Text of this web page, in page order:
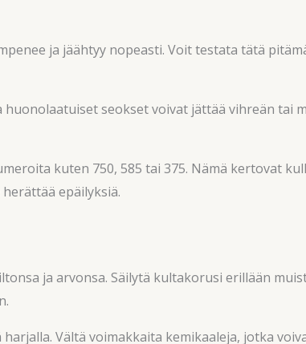
ja jäähtyy nopeasti. Voit testata tätä
seokset voivat jättää vihreän tai
kuten 750, 585 tai 375. Nämä kertovat
epäilyksiä.
ja arvonsa. Säilytä kultakorusi erillään
Vältä voimakkaita kemikaaleja, jotka